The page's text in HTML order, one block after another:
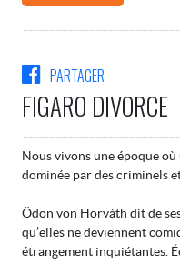
PARTAGER
FIGARO DIVORCE
Nous vivons une époque
dominée par des criminels
Ödon von Horváth dit de
qu’elles ne deviennent
étrangement inquiétantes.